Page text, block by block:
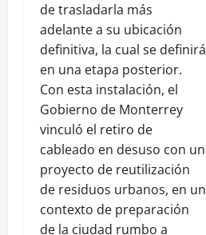
de trasladarla más
adelante a su ubicación
definitiva, la cual se definirá
en una etapa posterior.
Con esta instalación, el
Gobierno de Monterrey
vinculó el retiro de
cableado en desuso con un
proyecto de reutilización
de residuos urbanos, en un
contexto de preparación
de la ciudad rumbo a